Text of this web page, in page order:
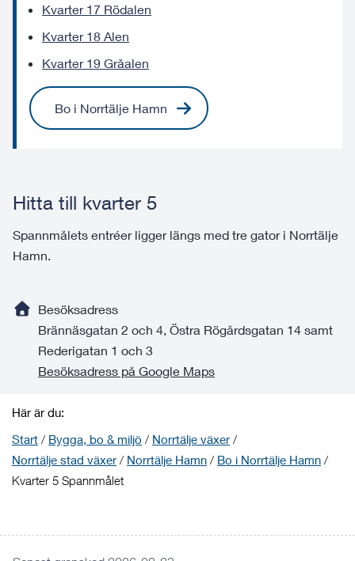
Kvarter 17 Rödalen
Kvarter 18 Alen
Kvarter 19 Gråalen
Bo i Norrtälje Hamn
Hitta till kvarter 5
Spannmålets entréer ligger längs med tre gator i Norrtälje
Hamn.
Besöksadress
Brännäsgatan 2 och 4, Östra Rögårdsgatan 14 samt
Rederigatan 1 och 3
Besöksadress på Google Maps
Här är du:
Start / Bygga, bo & miljö / Norrtälje växer /
Norrtälje stad växer / Norrtälje Hamn / Bo i Norrtälje Hamn /
Kvarter 5 Spannmålet